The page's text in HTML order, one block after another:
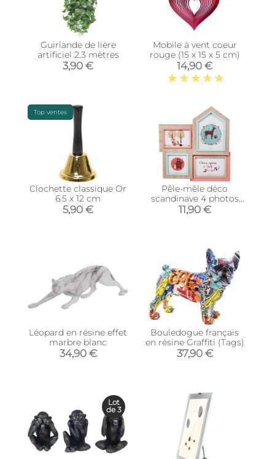
Guirlande de lière
artificiel 2.3 mètres
3,90 €
Mobile à vent coeur
rouge (15 x 15 x 5 cm)
14,90 €
Top ventes
Clochette classique Or
6.5 x 12 cm
5,90 €
Pêle-mêle déco
scandinave 4 photos
(Corail et bleu clair)
11,90 €
Léopard en résine effet
marbre blanc
34,90 €
Bouledogue français
en résine Graffiti (Tags)
37,90 €
Lot
de 3